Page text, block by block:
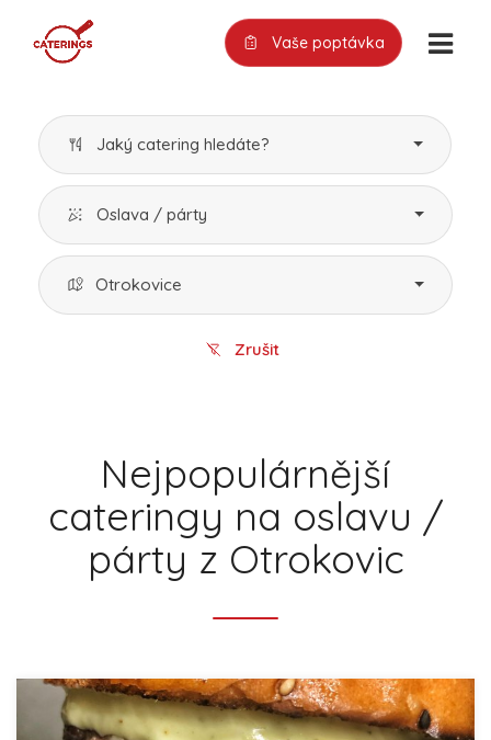
Vaše poptávka
Jaký catering hledáte?
Oslava / párty
Otrokovice
Zrušit
Nejpopulárnější
cateringy na oslavu /
párty z Otrokovic